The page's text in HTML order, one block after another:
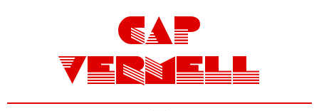
CAP
VERMELL